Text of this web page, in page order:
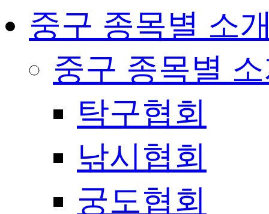
중구 종목별 소
중구 종목별
탁구협회
낚시협회
궁도협회